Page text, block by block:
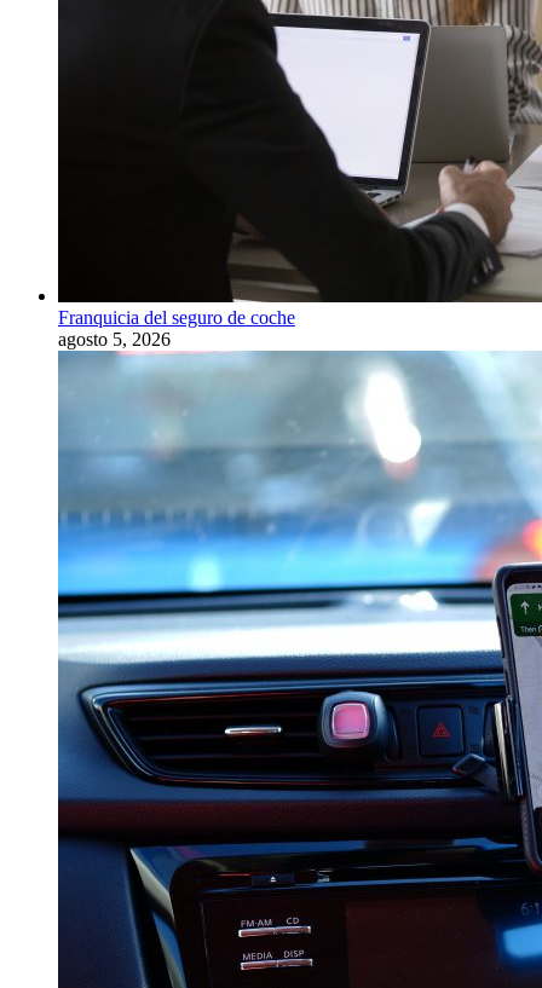
Franquicia del seguro de coche
agosto 5, 2026